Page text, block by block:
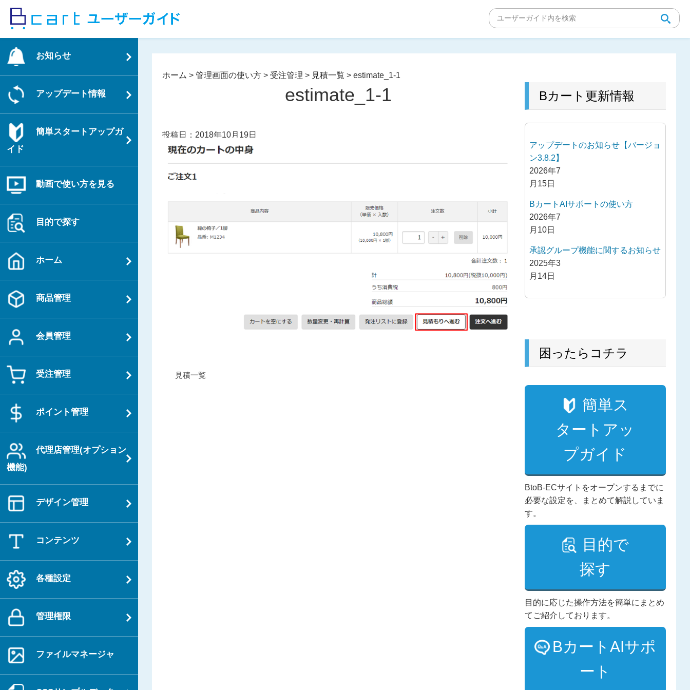
ッ
お知らせ
アップデート情報
簡単スタートアップガ
イド
動画で使い方を見る
目的で探す
ホーム
商品管理
会員管理
受注管理
ポイント管理
代理店管理(オプション
機能)
デザイン管理
コンテンツ
各種設定
管理権限
ファイルマネージャ
ホーム >管理画面の使い方 > 受注管理 > 見積一覧 >estimate_1-1
estimate_1-1
投稿日：2018年10月19日
過
見積一覧
Bカート更新情報
アップデートのお知らせ【バージョ
ン3.8.2】
2026年7
月15日
BカートAIサポートの使い方
2026年7
月10日
承認グループ機能に関するお知らせ
2025年3
月14日
困ったらコチラ
簡単ス
タートアッ
プガイド
BtoB-ECサイトをオープンするまでに
必要な設定を、まとめて解説していま
す。
目的で
探す
目的に応じた操作方法を簡単にまとめ
てご紹介しております。
BカートAIサポ
ート